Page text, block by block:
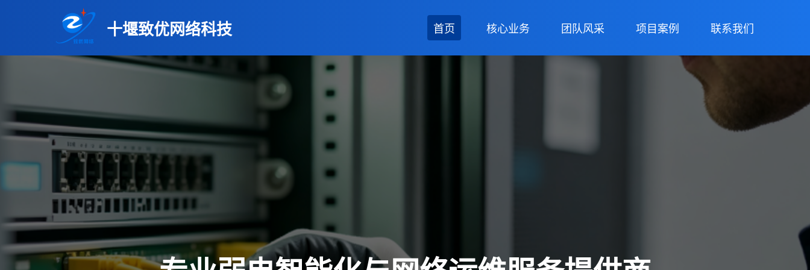
十堰致优网络科技 首页 核心业务 团队风采 项目案例 联系我们